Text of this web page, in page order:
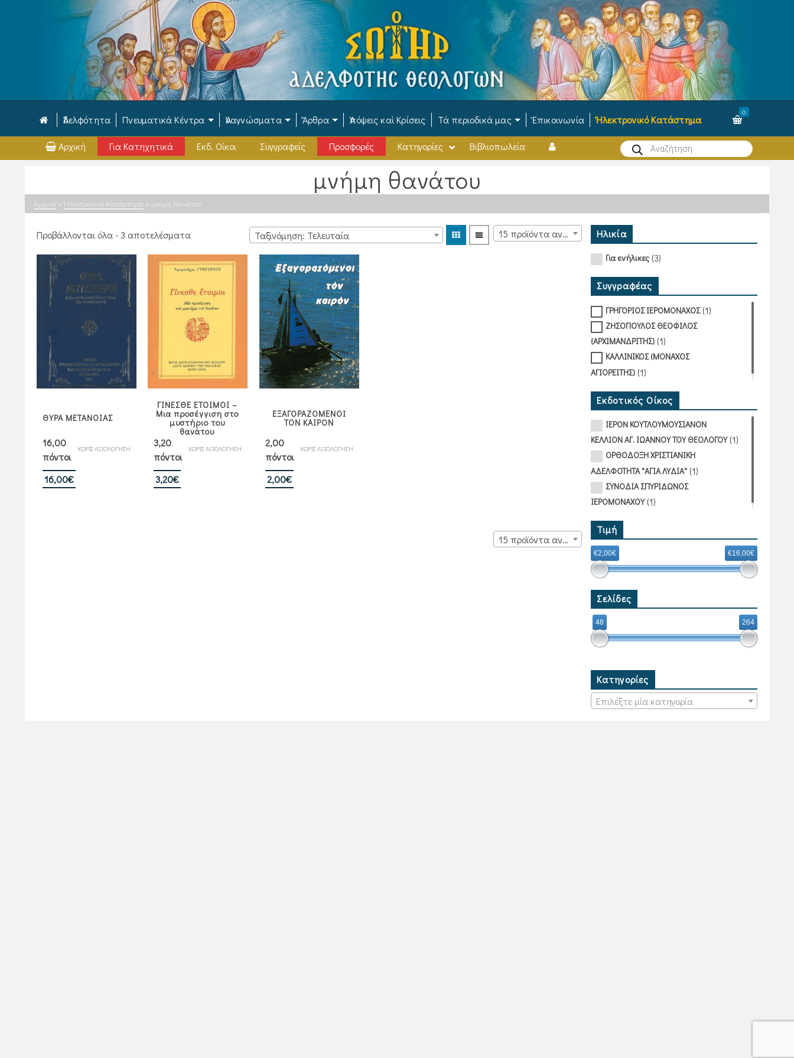
Ἀδελφότητα Πνευματικά Κέντρα Ἀναγνώσματα Ἄρθρα Ἀπόψεις καὶ Κρίσεις Τά περιοδικά μας Ἐπικοινωνία Ἠλεκτρονικό Κατάστημα
0
Products
search
Αρχική Για Κατηχητικά Εκδ. Οίκοι Συγγραφείς Προσφορές Κατηγορίες Βιβλιοπωλεία
μνήμη θανάτου
Αρχική » Ἠλεκτρονικό Κατάστημα » μνήμη θανάτου
Προβάλλονται όλα - 3 αποτελέσματαSorted
latest
Ταξινόμηση: Τελευταία 15 προϊόντα ανά σελίδα
ΘΥΡΑ ΜΕΤΑΝΟΙΑΣ
ΧΩΡΙΣ ΑΞΙΟΛΟΓΗΣΗ
16,00
πόντοι
16,00€
ΓΙΝΕΣΘΕ ΕΤΟΙΜΟΙ –
Μια προσέγγιση στο
μυστήριο του
θανάτου
ΧΩΡΙΣ ΑΞΙΟΛΟΓΗΣΗ
3,20
πόντοι
3,20€
ΕΞΑΓΟΡΑΖΟΜΕΝΟΙ
ΤΟΝ ΚΑΙΡΟΝ
ΧΩΡΙΣ ΑΞΙΟΛΟΓΗΣΗ
2,00
πόντοι
2,00€
15 προϊόντα ανά σελίδα
Ηλικία
Για ενήλικες(3)
Συγγραφέας
ΓΡΗΓΟΡΙΟΣ ΙΕΡΟΜΟΝΑΧΟΣ(1)
ΖΗΣΟΠΟΥΛΟΣ ΘΕΟΦΙΛΟΣ
(ΑΡΧΙΜΑΝΔΡΙΤΗΣ)(1)
ΚΑΛΛΙΝΙΚΟΣ (ΜΟΝΑΧΟΣ
ΑΓΙΟΡΕΙΤΗΣ)(1)
Εκδοτικός Οίκος
ΙΕΡΟΝ ΚΟΥΤΛΟΥΜΟΥΣΙΑΝΟΝ
ΚΕΛΛΙΟΝ ΑΓ. ΙΩΑΝΝΟΥ ΤΟΥ ΘΕΟΛΟΓΟΥ(1)
ΟΡΘΟΔΟΞΗ ΧΡΙΣΤΙΑΝΙΚΗ
ΑΔΕΛΦΟΤΗΤΑ "ΑΓΙΑ ΛΥΔΙΑ"(1)
ΣΥΝΟΔΙΑ ΣΠΥΡΙΔΩΝΟΣ
ΙΕΡΟΜΟΝΑΧΟΥ(1)
Τιμή
€2,00€ €16,00€
Σελίδες
48 264
Κατηγορίες
Επιλέξτε μία κατηγορία